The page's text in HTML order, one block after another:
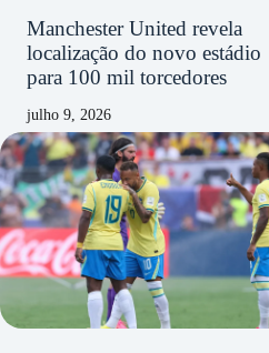
Manchester United revela
localização do novo estádio
para 100 mil torcedores
julho 9, 2026